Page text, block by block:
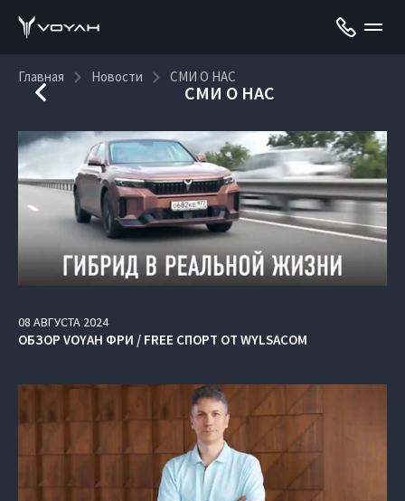
Главная Новости СМИ О НАС
СМИ О НАС
08 АВГУСТА 2024
ОБЗОР VOYAH ФРИ / FREE СПОРТ ОТ WYLSACOM